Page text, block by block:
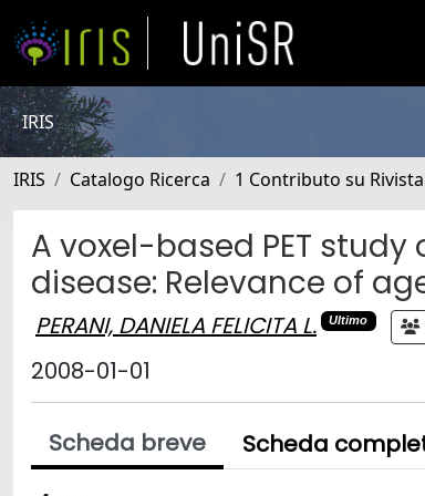
IRIS
IRIS Catalogo Ricerca 1 Contributo su Rivista
A voxel-based PET
disease: Relevance of
PERANI, DANIELA FELICITA L. Ultimo
2008-01-01
Scheda breve Scheda